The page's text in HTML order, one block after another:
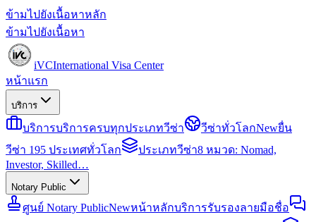
ข้ามไปยังเนื้อหาหลัก
ข้ามไปยังเนื้อหา
iVCInternational Visa Center
หน้าแรก
บริการ
บริการบริการครบทุกประเภทวีซ่า วีซ่าทั่วโลกNewยื่น
วีซ่า 195 ประเทศทั่วโลก
ประเภทวีซ่า8 หมวด: Nomad,
Investor, Skilled…
Notary Public
ศูนย์ Notary PublicNewหน้าหลักบริการรับรองลายมือชื่อ